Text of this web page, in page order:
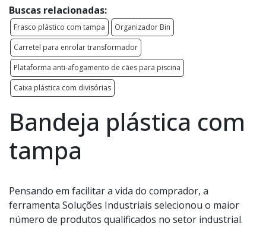
Buscas relacionadas:
Frasco plástico com tampa
Organizador Bin
Carretel para enrolar transformador
Plataforma anti-afogamento de cães para piscina
Caixa plástica com divisórias
Bandeja plástica com
tampa
Pensando em facilitar a vida do comprador, a
ferramenta Soluções Industriais selecionou o maior
número de produtos qualificados no setor industrial.